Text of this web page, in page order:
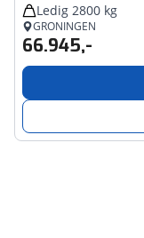
Ledig 2800 kg
GRONINGEN
66.945,-